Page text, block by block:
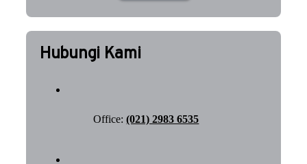
Hubungi Kami
Office:(021) 2983 6535